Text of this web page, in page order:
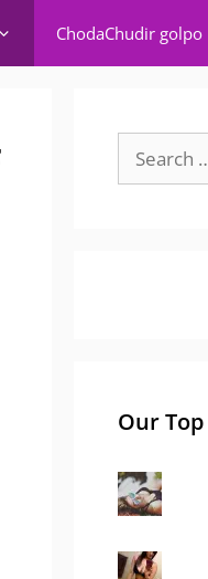
ChodaChudir golpo
for:
Our